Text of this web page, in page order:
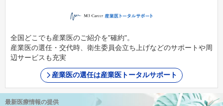
全国どこでも産業医のご紹介を"確約"。
産業医の選任・交代時、衛生委員会立ち上げなどのサポートや周
辺サービスも充実
産業医の選任は産業医トータルサポート
最新医療情報の提供